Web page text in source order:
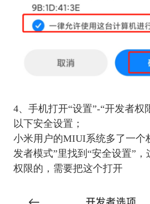
4、手机打开“设置”-“开发者权
以下安全设置；
小米用户的MIUI系统多了一个
发者模式”里找到“安全设置”，
权限的，需要把这个打开